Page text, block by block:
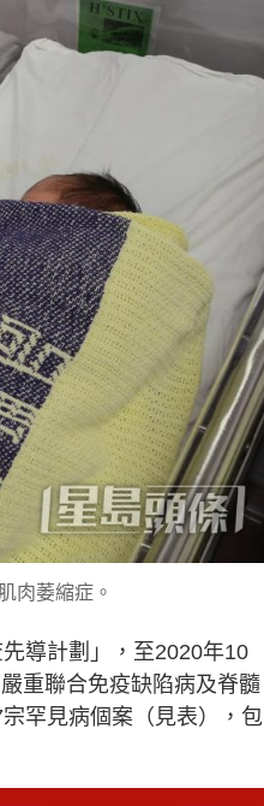
肉萎縮症。
導計劃」，至2020年10
重聯合免疫缺陷病及脊髓
罕見病個案（見表），包